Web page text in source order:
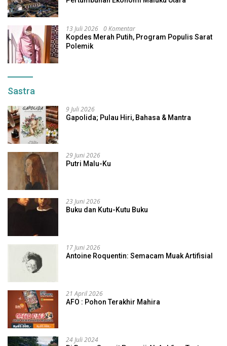
13 Juli 2026 0 Komentar
Kopdes Merah Putih, Program Populis Sarat
Polemik
Sastra
9 Juli 2026
Gapolida; Pulau Hiri, Bahasa & Mantra
29 Juni 2026
Putri Malu-Ku
23 Juni 2026
Buku dan Kutu-Kutu Buku
17 Juni 2026
Antoine Roquentin: Semacam Muak Artifisial
21 April 2026
AFO : Pohon Terakhir Mahira
24 Juli 2024